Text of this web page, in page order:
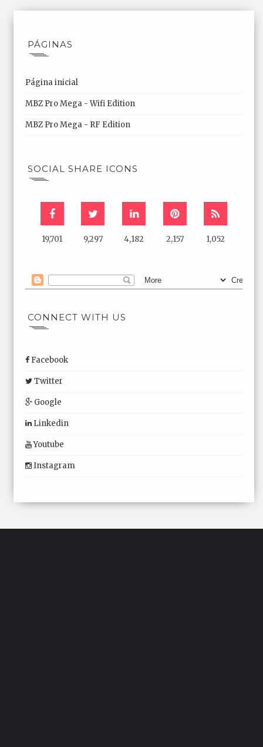
PÁGINAS
Página inicial
MBZ Pro Mega - Wifi Edition
MBZ Pro Mega - RF Edition
SOCIAL SHARE ICONS
19,701 9,297 4,182 2,157 1,052
CONNECT WITH US
Facebook
Twitter
Google
Linkedin
Youtube
Instagram